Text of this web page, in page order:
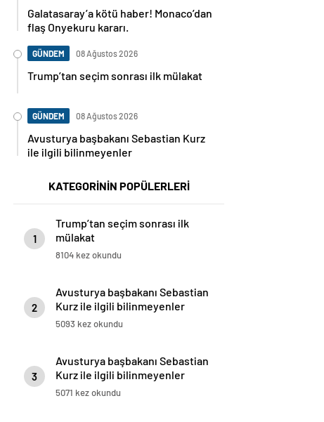
Galatasaray’a kötü haber! Monaco’dan
flaş Onyekuru kararı.
GÜNDEM 08 Ağustos 2026
Trump’tan seçim sonrası ilk mülakat
GÜNDEM 08 Ağustos 2026
Avusturya başbakanı Sebastian Kurz
ile ilgili bilinmeyenler
KATEGORİNİN POPÜLERLERİ
1
Trump’tan seçim sonrası ilk
mülakat
8104 kez okundu
2
Avusturya başbakanı Sebastian
Kurz ile ilgili bilinmeyenler
5093 kez okundu
3
Avusturya başbakanı Sebastian
Kurz ile ilgili bilinmeyenler
5071 kez okundu